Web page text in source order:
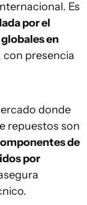
Es
por el
en
con presencia
donde
repuestos son
de
por